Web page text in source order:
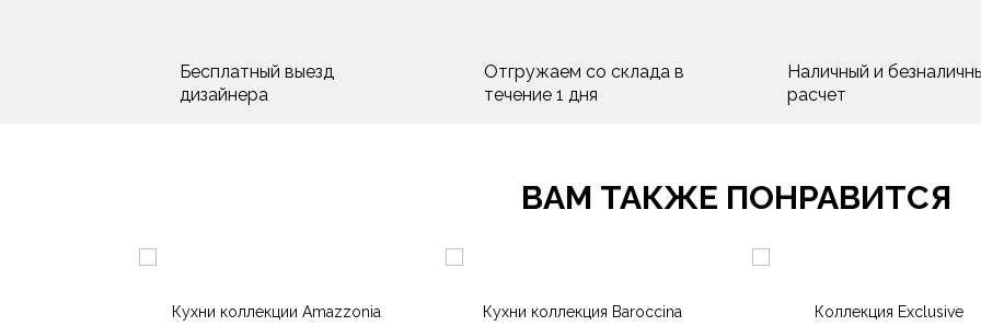
Бесплатный выезд
дизайнера
Отгружаем со склада в
течение 1 дня
Наличный и
расчет
ВАМ ТАКЖЕ ПОНРАВИТСЯ
Кухни коллекции Amazzonia Кухни коллекция Baroccina Коллекция Exclusive